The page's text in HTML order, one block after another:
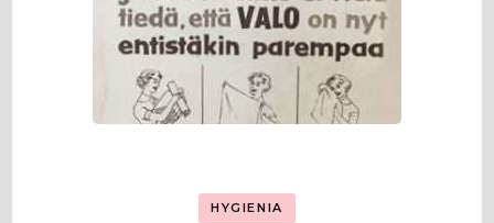
HYGIENIA